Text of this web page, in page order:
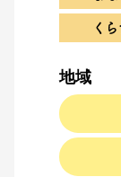
地域